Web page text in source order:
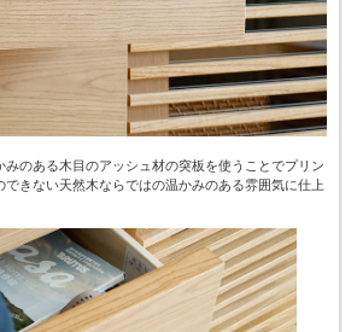
みのある木目のアッシュ材の突板を使うことでプリン
できない天然木ならではの温かみのある雰囲気に仕上